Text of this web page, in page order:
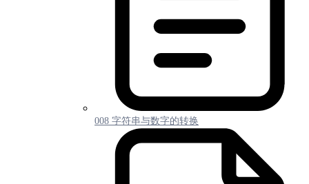
008 字符串与数字的转换